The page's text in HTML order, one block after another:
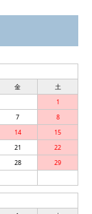
金
土
1
7
8
14
15
21
22
28
29